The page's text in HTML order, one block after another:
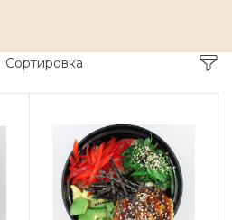
Сортировка